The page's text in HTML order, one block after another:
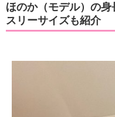
ほのか（モデル）の
スリーサイズも紹介